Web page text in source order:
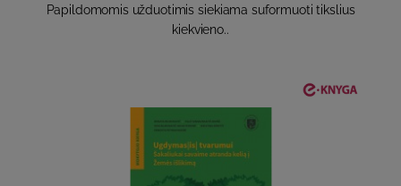
Papildomomis užduotimis siekiama suformuoti tikslius
kiekvieno..